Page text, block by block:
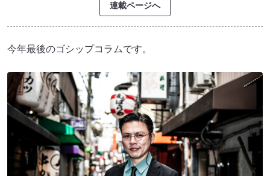
連載ページへ
今年最後のゴシップコラムです。